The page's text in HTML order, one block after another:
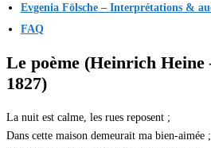
Evgenia Fölsche – Interprétations &
FAQ
Le poème (Heinrich Heine
1827)
La nuit est calme, les rues reposent ;
Dans cette maison demeurait ma bien-aimée ;